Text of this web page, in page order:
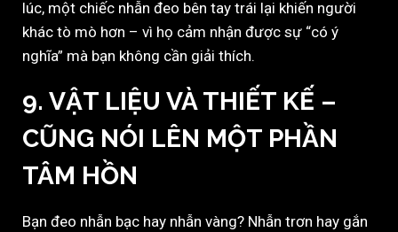
lúc, một chiếc nhẫn đeo bên tay trái lại khiến người
khác tò mò hơn – vì họ cảm nhận được sự “có ý
nghĩa” mà bạn không cần giải thích.
9. VẬT LIỆU VÀ THIẾT KẾ –
CŨNG NÓI LÊN MỘT PHẦN
TÂM HỒN
Bạn đeo nhẫn bạc hay nhẫn vàng? Nhẫn trơn hay gắn